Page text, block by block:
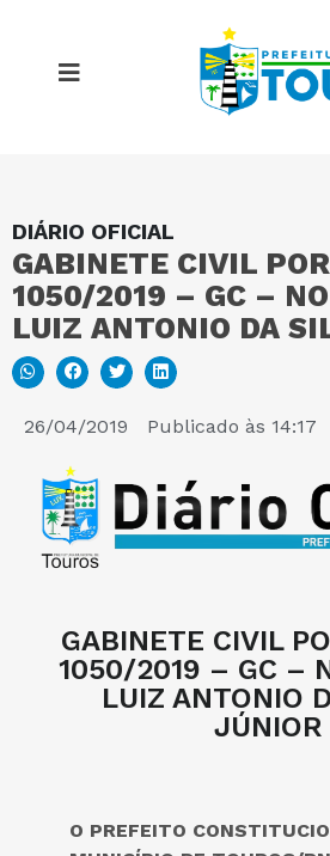
DIÁRIO OFICIAL
GABINETE CIVIL
1050/2019 – GC –
LUIZ ANTONIO DA
26/04/2019 Publicado às 14:17
GABINETE CIVIL
1050/2019 – GC –
LUIZ ANTONIO
JÚNIOR
O PREFEITO
MAPA DO SITE
PORTAL DA
E-SIC
PERGUNTAS FREQUENTES